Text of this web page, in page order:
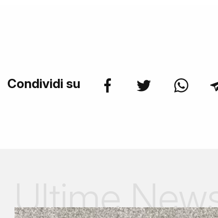
Condividi su
Ultime